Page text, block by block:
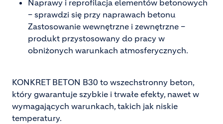
Naprawy i reprofilacja elementów betonowych
– sprawdzi się przy naprawach betonu
Zastosowanie wewnętrzne i zewnętrzne –
produkt przystosowany do pracy w
obniżonych warunkach atmosferycznych.
KONKRET BETON B30 to wszechstronny beton,
który gwarantuje szybkie i trwałe efekty, nawet w
wymagających warunkach, takich jak niskie
temperatury.